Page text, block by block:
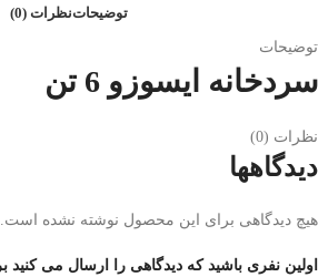
توضیحاتنظرات (0)
توضیحات
سردخانه ایسوزو 6 تن
نظرات (0)
دیدگاهها
هیچ دیدگاهی برای این محصول نوشته نشده است.